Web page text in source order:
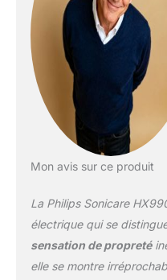
Mon avis sur ce produit
La Philips Sonicare
électrique qui se
sensation de propreté
elle se montre